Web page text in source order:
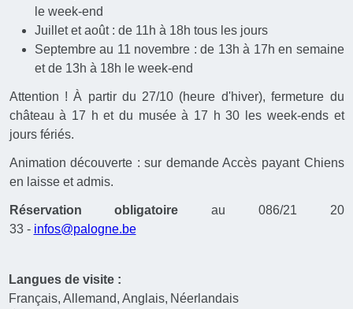
le week-end
Juillet et août : de 11h à 18h tous les jours
Septembre au 11 novembre : de 13h à 17h en semaine
et de 13h à 18h le week-end
Attention ! À partir du 27/10 (heure d'hiver), fermeture du
château à 17 h et du musée à 17 h 30 les week-ends et
jours fériés.
Animation découverte : sur demande Accès payant Chiens
en laisse et admis.
Réservation obligatoire au 086/21 20
33 - infos@palogne.be
Langues de visite :
Français Allemand Anglais Néerlandais